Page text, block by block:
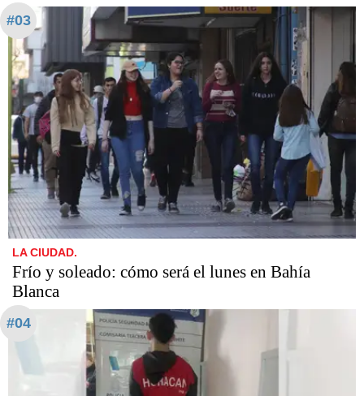
#03
LA CIUDAD.
Frío y soleado: cómo será el lunes en Bahía
Blanca
#04